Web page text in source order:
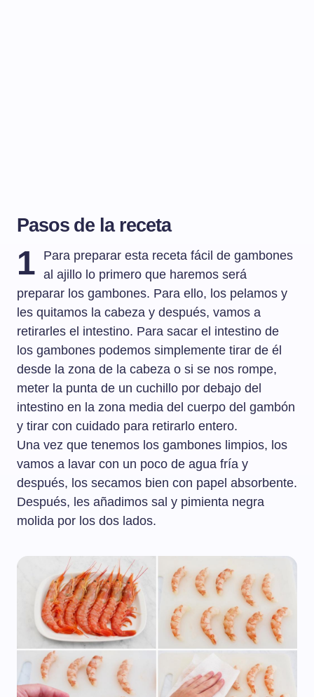
Pasos de la receta
1
Para preparar esta receta fácil de gambones
al ajillo lo primero que haremos será
preparar los gambones. Para ello, los pelamos y
les quitamos la cabeza y después, vamos a
retirarles el intestino. Para sacar el intestino de
los gambones podemos simplemente tirar de él
desde la zona de la cabeza o si se nos rompe,
meter la punta de un cuchillo por debajo del
intestino en la zona media del cuerpo del gambón
y tirar con cuidado para retirarlo entero.
Una vez que tenemos los gambones limpios, los
vamos a lavar con un poco de agua fría y
después, los secamos bien con papel absorbente.
Después, les añadimos sal y pimienta negra
molida por los dos lados.